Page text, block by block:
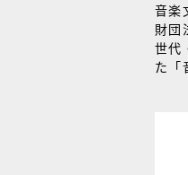
音楽
財団
世代
た「